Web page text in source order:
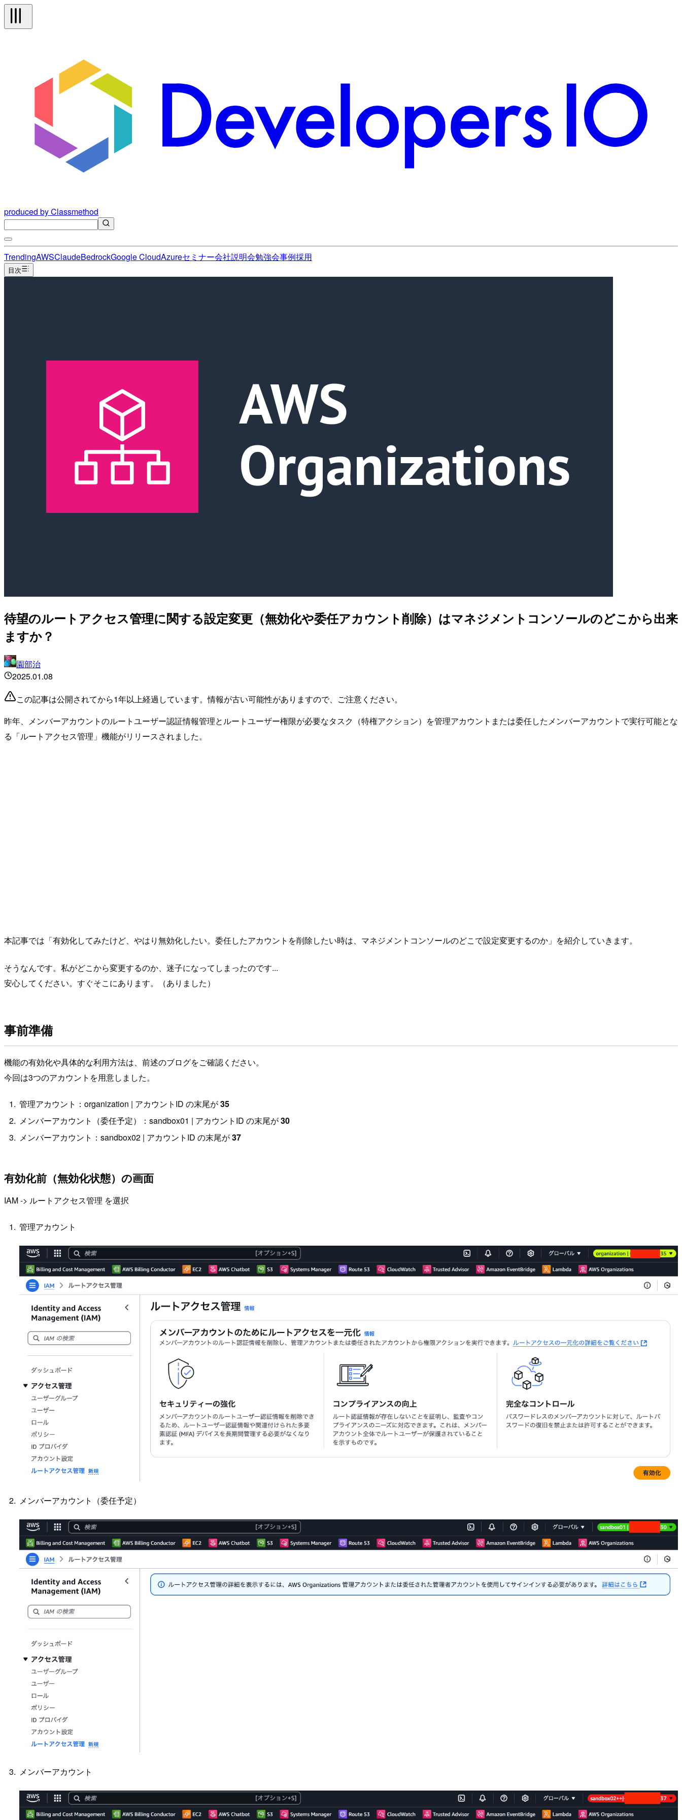
produced by Classmethod
TrendingAWSClaudeBedrockGoogle CloudAzureセミナー会社説明会勉強会事例採用
目次
待望のルートアクセス管理に関する設定変更（無効化や委任アカウント削除）はマネジメントコンソールのどこから出来
ますか？
園部治
2025.01.08
この記事は公開されてから1年以上経過しています。情報が古い可能性がありますので、ご注意ください。
昨年、メンバーアカウントのルートユーザー認証情報管理とルートユーザー権限が必要なタスク（特権アクション）を管理アカウントまたは委任したメンバーアカウントで実行可能とな
る「ルートアクセス管理」機能がリリースされました。
本記事では「有効化してみたけど、やはり無効化したい。委任したアカウントを削除したい時は、マネジメントコンソールのどこで設定変更するのか」を紹介していきます。
そうなんです。私がどこから変更するのか、迷子になってしまったのです...
安心してください。すぐそこにあります。（ありました）
事前準備
機能の有効化や具体的な利用方法は、前述のブログをご確認ください。
今回は3つのアカウントを用意しました。
管理アカウント：organization | アカウントID の末尾が35
メンバーアカウント（委任予定）：sandbox01 | アカウントID の末尾が30
メンバーアカウント：sandbox02 | アカウントID の末尾が37
有効化前（無効化状態）の画面
IAM -> ルートアクセス管理 を選択
管理アカウント
メンバーアカウント（委任予定）
メンバーアカウント